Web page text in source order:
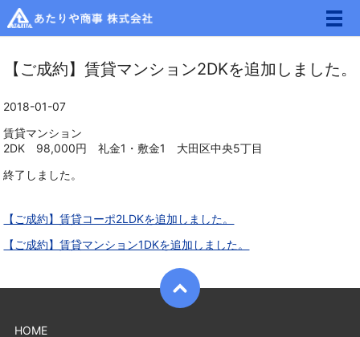
メ
【ご成約】賃貸マンション2DKを追加しました。
2018-01-07
賃貸マンション
2DK 98,000円 礼金1・敷金1 大田区中央5丁目
終了しました。
【ご成約】賃貸コーポ2LDKを追加しました。
【ご成約】賃貸マンション1DKを追加しました。
HOME